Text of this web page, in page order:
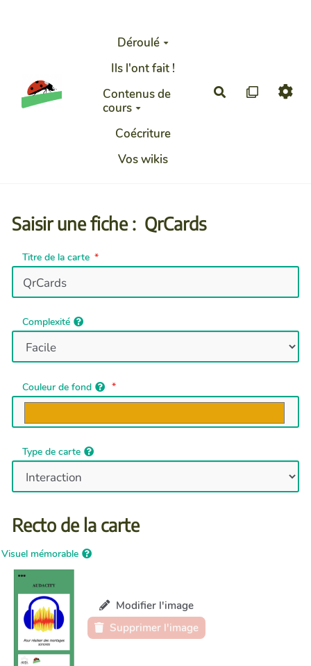
Déroulé
Ils l'ont fait !
Contenus de
cours
Coécriture
Vos wikis
Rechercher
Saisir une fiche : QrCards
Titre de la carte
Complexité
Couleur de fond
Type de carte
Recto de la carte
Visuel mémorable
Modifier l'image
Supprimer l'image